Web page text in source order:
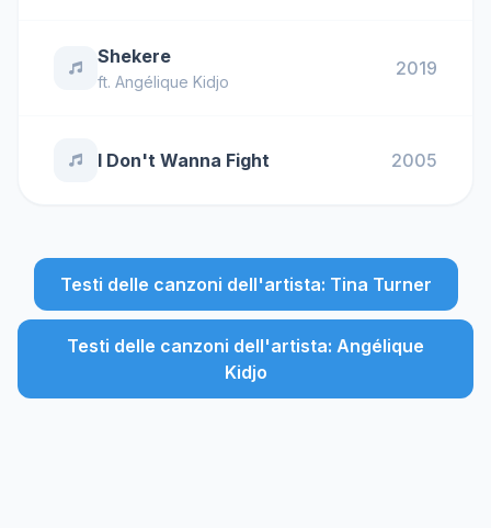
Shekere
ft. Angélique Kidjo
2019
I Don't Wanna Fight 2005
Testi delle canzoni dell'artista: Tina Turner
Testi delle canzoni dell'artista: Angélique
Kidjo